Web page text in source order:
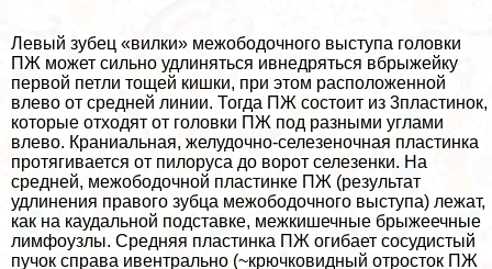
Левый зубец «вилки» межободочного выступа головки
ПЖ может сильно удлиняться ивнедряться вбрыжейку
первой петли тощей кишки, при этом расположенной
влево от средней линии. Тогда ПЖ состоит из 3пластинок,
которые отходят от головки ПЖ под разными углами
влево. Краниальная, желудочно-селезеночная пластинка
протягивается от пилоруса до ворот селезенки. На
средней, межободочной пластинке ПЖ (результат
удлинения правого зубца межободочного выступа) лежат,
как на каудальной подставке, межкишечные брыжеечные
лимфоузлы. Средняя пластинка ПЖ огибает сосудистый
пучок справа ивентрально (~крючковидный отросток ПЖ